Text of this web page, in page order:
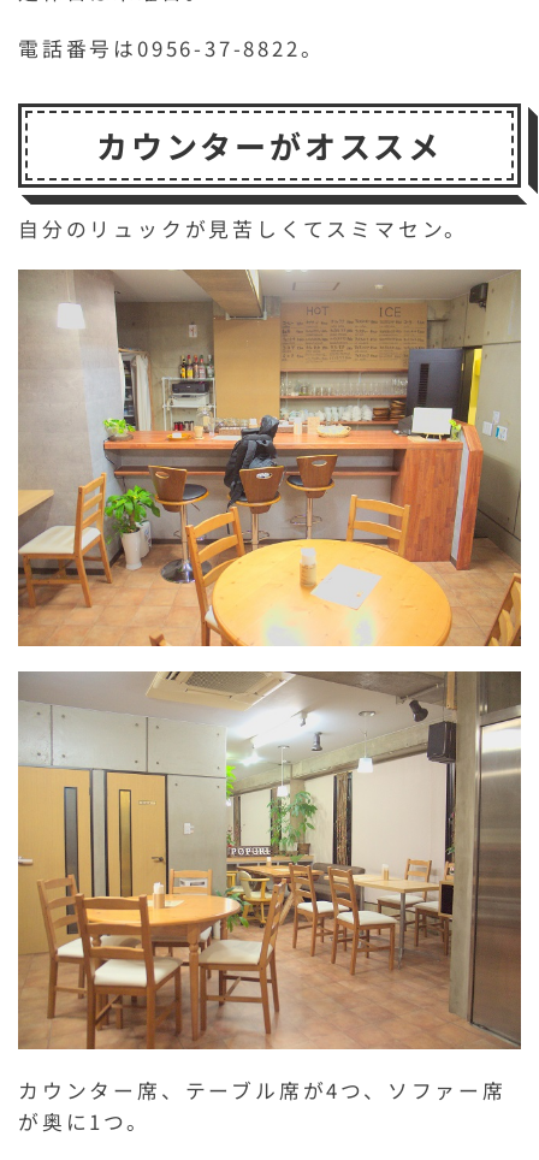
電話番号は0956-37-8822。
カウンターがオススメ
自分のリュックが見苦しくてスミマセン。
カウンター席、テーブル席が4つ、ソファー席
が奥に1つ。